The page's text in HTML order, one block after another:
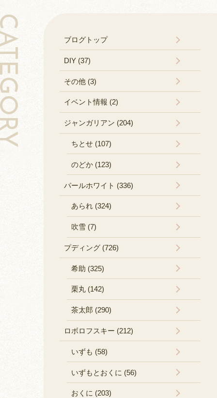
ブログトップ
DIY (37)
その他 (3)
イベント情報 (2)
ジャンガリアン (204)
ちとせ (107)
のどか (123)
パールホワイト (336)
あられ (324)
吹雪 (7)
プディング (726)
希助 (325)
栗丸 (142)
茶太郎 (290)
ロボロフスキー (212)
いずも (58)
いずもとおくに (56)
おくに (203)